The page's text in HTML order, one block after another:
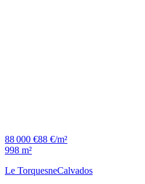
88 000 €88 €/m²
998 m²
Le TorquesneCalvados